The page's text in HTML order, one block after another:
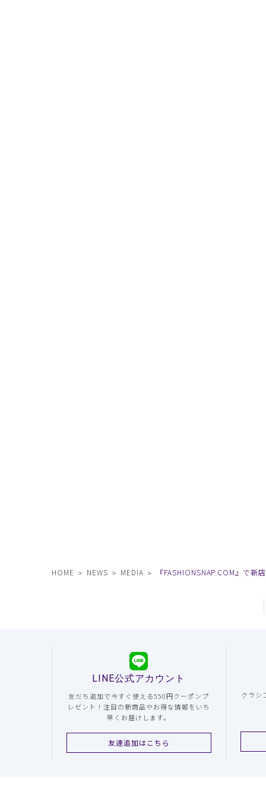
HOME NEWS MEDIA 『FASHIONSNAP.COM』で
LINE公式アカウント
友だち追加で今すぐ使える550円クーポンプ
レゼント！注目の新商品やお得な情報をいち
早くお届けします。
友達追加はこちら
クラシ